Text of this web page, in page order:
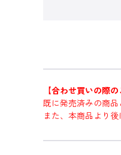
【合わせ買いの際の
既に発売済みの商
また、本商品より